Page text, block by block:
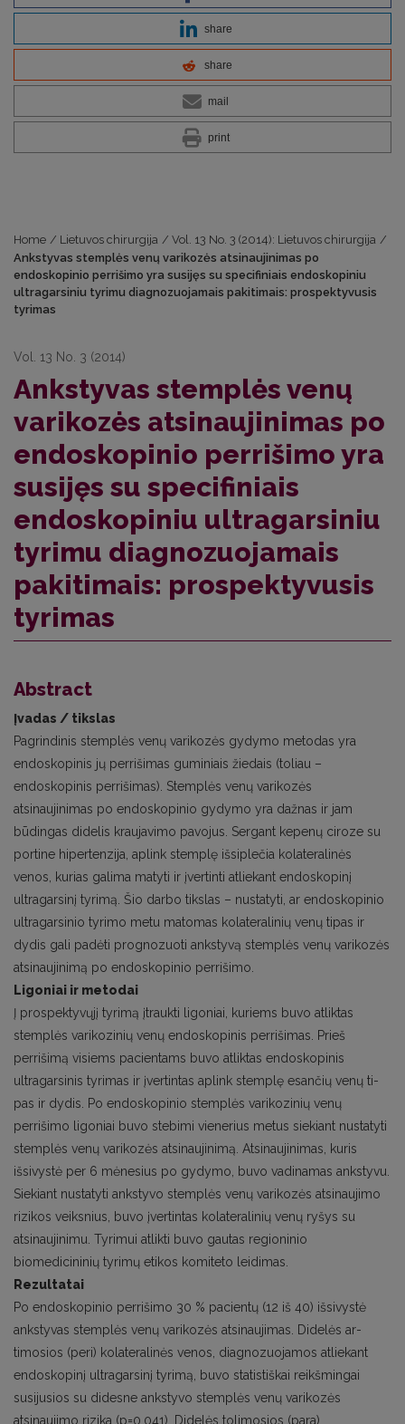
share
share
mail
print
Home / Lietuvos chirurgija / Vol. 13 No. 3 (2014): Lietuvos chirurgija /
Ankstyvas stemplės venų varikozės atsinaujinimas po
endoskopinio perrišimo yra susijęs su specifiniais endoskopiniu
ultragarsiniu tyrimu diagnozuojamais pakitimais: prospektyvusis
tyrimas
Vol. 13 No. 3 (2014)
Ankstyvas stemplės venų
varikozės atsinaujinimas po
endoskopinio perrišimo yra
susijęs su specifiniais
endoskopiniu ultragarsiniu
tyrimu diagnozuojamais
pakitimais: prospektyvusis
tyrimas
Abstract
Įvadas / tikslas
Pagrindinis stemplės venų varikozės gydymo metodas yra
endoskopinis jų perrišimas guminiais žiedais (toliau –
endoskopi­nis perrišimas). Stemplės venų varikozės
atsinaujinimas po endoskopinio gydymo yra dažnas ir jam
būdingas didelis krau­javimo pavojus. Sergant kepenų ciroze su
portine hipertenzija, aplink stemplę išsiplečia kolateralinės
venos, kurias galima matyti ir įvertinti atliekant endoskopinį
ultragarsinį tyrimą. Šio darbo tikslas – nustatyti, ar endoskopinio
ultragarsinio tyrimo metu matomas kolateralinių venų tipas ir
dydis gali padėti prognozuoti ankstyvą stemplės venų varikozės
atsinaujinimą po endoskopinio perrišimo.
Ligoniai ir metodai
Į prospektyvųjį tyrimą įtraukti ligoniai, kuriems buvo atliktas
stemplės varikozinių venų endoskopinis perrišimas. Prieš
perrišimą visiems pacientams buvo atliktas endoskopinis
ultragarsinis tyrimas ir įvertintas aplink stemplę esančių venų ti­
pas ir dydis. Po endoskopinio stemplės varikozinių venų
perrišimo ligoniai buvo stebimi vienerius metus siekiant nustatyti
stemplės venų varikozės atsinaujinimą. Atsinaujinimas, kuris
išsivystė per 6 mėnesius po gydymo, buvo vadinamas ankstyvu.
Siekiant nustatyti ankstyvo stemplės venų varikozės atsinaujimo
rizikos veiksnius, buvo įvertintas kolateralinių venų ryšys su
atsinaujinimu. Tyrimui atlikti buvo gautas regioninio
biomedicininių tyrimų etikos komiteto leidimas.
Rezultatai
Po endoskopinio perrišimo 30 % pacientų (12 iš 40) išsivystė
ankstyvas stemplės venų varikozės atsinaujimas. Didelės ar­
timosios (peri) kolateralinės venos, diagnozuojamos atliekant
endoskopinį ultragarsinį tyrimą, buvo statistiškai reikšmingai
susijusios su didesne ankstyvo stemplės venų varikozės
atsinaujimo rizika (p=0,041). Didelės tolimosios (para)